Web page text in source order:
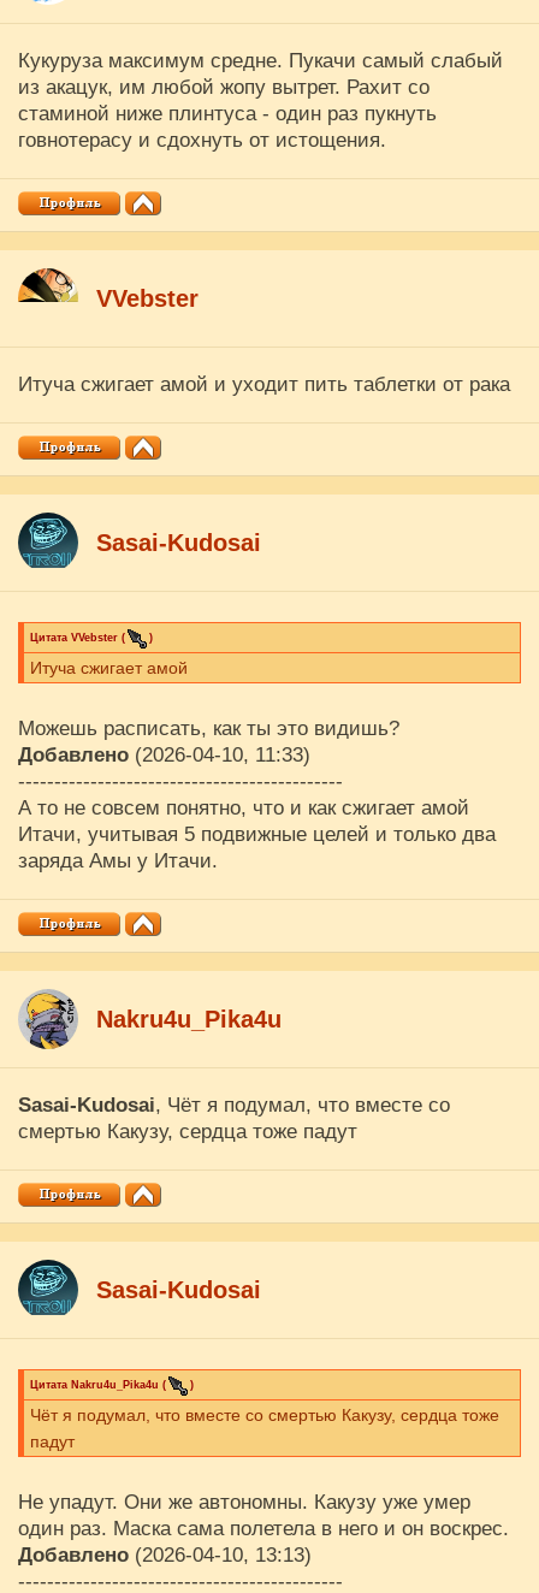
Кукуруза максимум средне. Пукачи самый слабый
из акацук, им любой жопу вытрет. Рахит со
стаминой ниже плинтуса - один раз пукнуть
говнотерасу и сдохнуть от истощения.
VVebster
Итуча сжигает амой и уходит пить таблетки от рака
Sasai-Kudosai
Цитата VVebster ( )
Итуча сжигает амой
Можешь расписать, как ты это видишь?
Добавлено (2026-04-10, 11:33)
---------------------------------------------
А то не совсем понятно, что и как сжигает амой
Итачи, учитывая 5 подвижные целей и только два
заряда Амы у Итачи.
Nakru4u_Pika4u
Sasai-Kudosai, Чёт я подумал, что вместе со
смертью Какузу, сердца тоже падут
Sasai-Kudosai
Цитата Nakru4u_Pika4u ( )
Чёт я подумал, что вместе со смертью Какузу, сердца тоже
падут
Не упадут. Они же автономны. Какузу уже умер
один раз. Маска сама полетела в него и он воскрес.
Добавлено (2026-04-10, 13:13)
---------------------------------------------